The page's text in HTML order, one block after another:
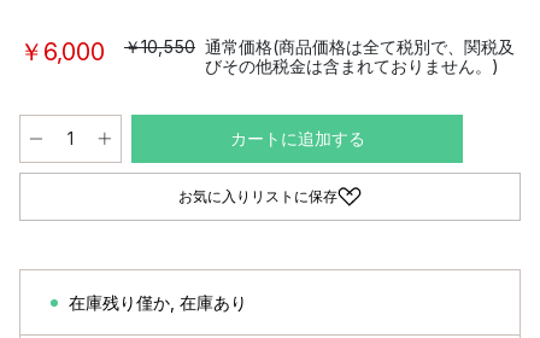
￥6,000 ￥10,550 通常価格(商品価格は全て税別で、関税及
びその他税金は含まれておりません。)
カートに追加する
お気に入りリストに保存
在庫残り僅か 在庫あり